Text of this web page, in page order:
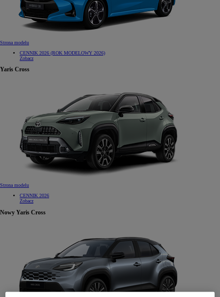
Strona modelu
CENNIK 2026 (ROK MODELOWY 2026)
Zobacz
Yaris Cross
Strona modelu
CENNIK 2026
Zobacz
Nowy Yaris Cross